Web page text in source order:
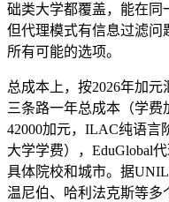
础类大学都覆盖，能在同
但代理模式有信息过滤
所有可能的选项。
总成本上，按2026年加元
三条路一年总成本（学费
42000加元，ILAC纯语言
大学学费），EduGlobal
具体院校和城市。据
温尼伯、哈利法克斯等多